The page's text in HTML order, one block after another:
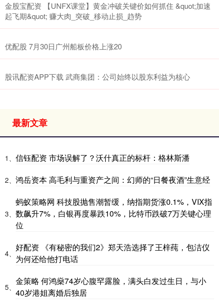
金股宝配资 【UNFX课堂】黄金冲破关键价如何抓住 &quot;加速
起飞期&quot; 赚大肉_突破_移动止损_趋势
优配股 7月30日广州船板价格上涨20
股讯配资APP下载 武商集团：公司始终以股东利益为核心
最新文章
1、 信钰配资 市场误解了？沃什真正的标杆：格林斯潘
2、 鸿岳资本 高毛利与重资产之间：幻师的“日餐夜酒”生意经
3、
蚂蚁策略网 科技股抛售潮暂缓，纳指期货涨0.1%，VIX指
数飙升7%，白银再度暴跌10%，比特币跌破7万关键心理
位
4、
好配资 《有秘密的我们2》郑天浩选择了王梓莼，包洁仪
为何还给他打电话
5、
金策略 何鸿燊74岁心腹罕露脸，满头白发过生日，与小
40岁港姐离婚后独居